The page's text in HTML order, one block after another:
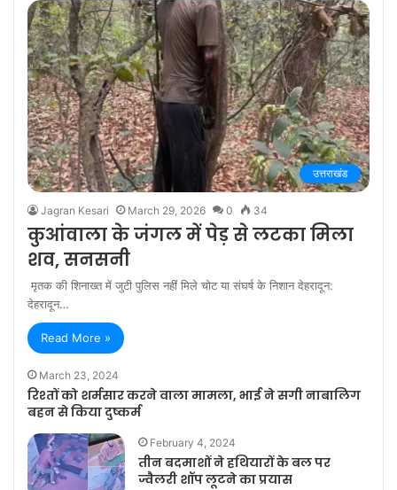
उत्तराखंड
Jagran Kesari March 29, 2026 0 34
कुआंवाला के जंगल में पेड़ से लटका मिला
शव, सनसनी
मृतक की शिनाख्त में जुटी पुलिस नहीं मिले चोट या संघर्ष के निशान देहरादून:
देहरादून…
Read More »
March 23, 2024
रिश्तों को शर्मसार करने वाला मामला, भाई ने सगी नाबालिग
बहन से किया दुष्कर्म
February 4, 2024
तीन बदमाशों ने हथियारों के बल पर
ज्वैलरी शॉप लूटने का प्रयास